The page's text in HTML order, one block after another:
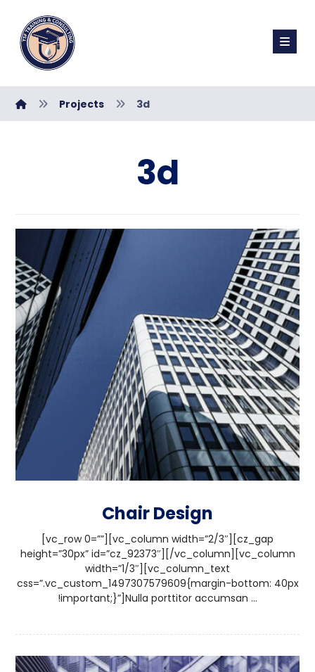
Projects 3d
3d
Chair Design
[vc_row 0=””][vc_column width=”2/3″][cz_gap
height=”30px” id=”cz_92373″][/vc_column][vc_column
width=”1/3″][vc_column_text
css=”.vc_custom_1497307579609{margin-bottom: 40px
!important;}”]Nulla porttitor accumsan ...